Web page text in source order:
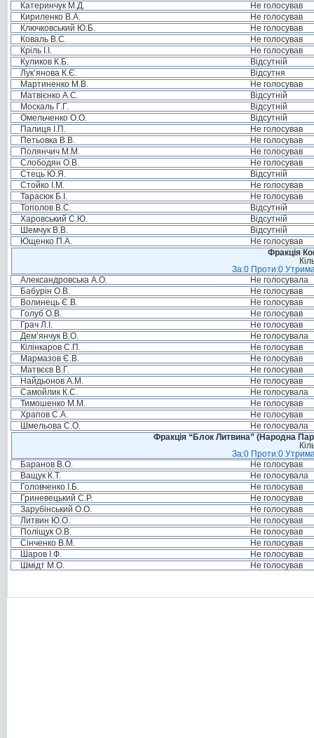
Катеринчук М.Д.
Не голосував
Кириленко В.А.
Не голосував
Ключковський Ю.Б.
Не голосував
Коваль В.С.
Не голосував
Кріль І.І.
Не голосував
Куликов К.Б.
Відсутній
Лук’янова К.Є.
Відсутня
Мартиненко М.В.
Не голосував
Матвієнко А.С.
Відсутній
Москаль Г.Г.
Відсутній
Омельченко О.О.
Відсутній
Палиця І.П.
Не голосував
Петьовка В.В.
Не голосував
Полянчич М.М.
Не голосував
Слободян О.В.
Не голосував
Стець Ю.Я.
Відсутній
Стойко І.М.
Не голосував
Тарасюк Б.І.
Не голосував
Тополов В.С.
Відсутній
Харовський С.Ю.
Відсутній
Шемчук В.В.
Відсутній
Ющенко П.А.
Не голосував
Фракція
За:0 Проти:0
Александровська А.О.
Не голосувала
Бабурін О.В.
Не голосував
Волинець Є.В.
Не голосував
Голуб О.В.
Не голосував
Грач Л.І.
Не голосував
Дем’янчук В.О.
Не голосувала
Кілінкаров С.П.
Не голосував
Мармазов Є.В.
Не голосував
Матвєєв В.Г.
Не голосував
Найдьонов А.М.
Не голосував
Самойлик К.С.
Не голосувала
Тимошенко М.М.
Не голосував
Храпов С.А.
Не голосував
Шмельова С.О.
Не голосувала
Фракція “Блок Литвина” (Народна
За:0 Проти:0
Баранов В.О.
Не голосував
Ващук К.Т.
Не голосувала
Головченко І.Б.
Не голосував
Гриневецький С.Р.
Не голосував
Зарубінський О.О.
Не голосував
Литвин Ю.О.
Не голосував
Поліщук О.В.
Не голосував
Сінченко В.М.
Не голосував
Шаров І.Ф.
Не голосував
Шмідт М.О.
Не голосував